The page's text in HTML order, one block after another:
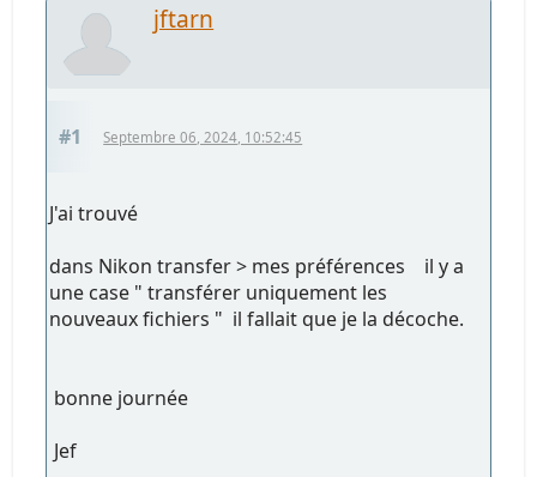
jftarn
#1 Septembre 06, 2024, 10:52:45
J'ai trouvé
dans Nikon transfer > mes préférences il y a
une case " transférer uniquement les
nouveaux fichiers " il fallait que je la décoche.
bonne journée
Jef